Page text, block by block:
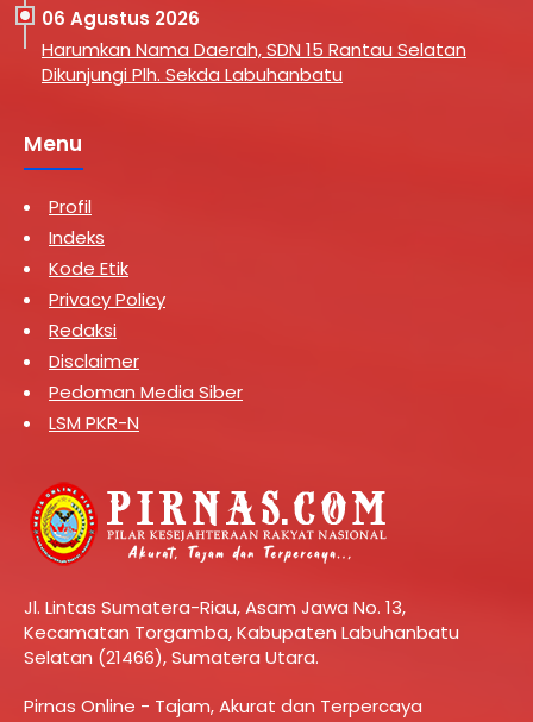
06 Agustus 2026
Harumkan Nama Daerah, SDN 15 Rantau Selatan
Dikunjungi Plh. Sekda Labuhanbatu
Menu
Profil
Indeks
Kode Etik
Privacy Policy
Redaksi
Disclaimer
Pedoman Media Siber
LSM PKR-N
Jl. Lintas Sumatera-Riau, Asam Jawa No. 13,
Kecamatan Torgamba, Kabupaten Labuhanbatu
Selatan (21466), Sumatera Utara.
Pirnas Online - Tajam, Akurat dan Terpercaya